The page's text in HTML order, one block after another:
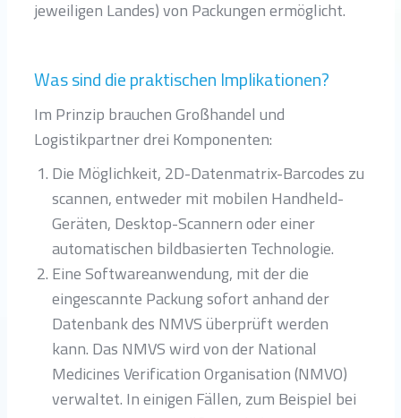
jeweiligen Landes) von Packungen ermöglicht.
Was sind die praktischen Implikationen?
Im Prinzip brauchen Großhandel und
Logistikpartner drei Komponenten:
Die Möglichkeit, 2D-Datenmatrix-Barcodes zu
scannen, entweder mit mobilen Handheld-
Geräten, Desktop-Scannern oder einer
automatischen bildbasierten Technologie.
Eine Softwareanwendung, mit der die
eingescannte Packung sofort anhand der
Datenbank des NMVS überprüft werden
kann. Das NMVS wird von der National
Medicines Verification Organisation (NMVO)
verwaltet. In einigen Fällen, zum Beispiel bei